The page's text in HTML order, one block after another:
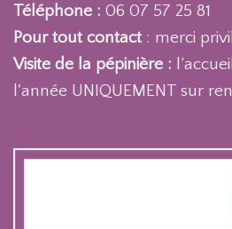
Téléphone : 06 07 57 25 81
Pour tout contact : merci
Visite de la pépinière :
l'année UNIQUEMENT sur